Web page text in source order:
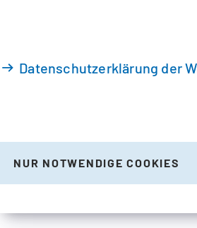
Datenschutzerklärung der
NUR NOTWENDIGE COOKIES